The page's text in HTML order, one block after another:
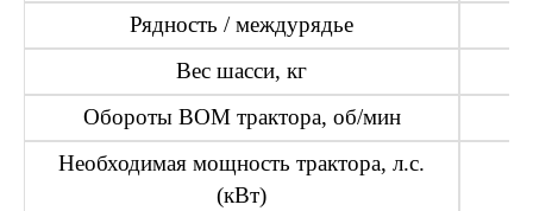
Рядность / междурядье
Вес шасси, кг
Обороты ВОМ трактора, об/мин
Необходимая мощность трактора, л.с.
(кВт)